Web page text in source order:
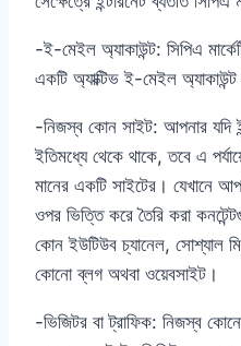
-ই-মেইল অ্যাকাউন্ট: সিপিএ
একটি অ্যাক্টিভ ই-মেইল
-নিজস্ব কোন সাইট: আপনার যদি
ইতিমধ্যে থেকে থাকে, তবে এ
মানের একটি সাইটের। যেখানে
ওপর ভিত্তি করে তৈরি করা
কোন ইউটিউব চ্যানেল, সোশ্যাল
কোনো ব্লগ অথবা ওয়েবসাইট।
-ভিজিটর বা ট্রাফিক: নিজস্ব